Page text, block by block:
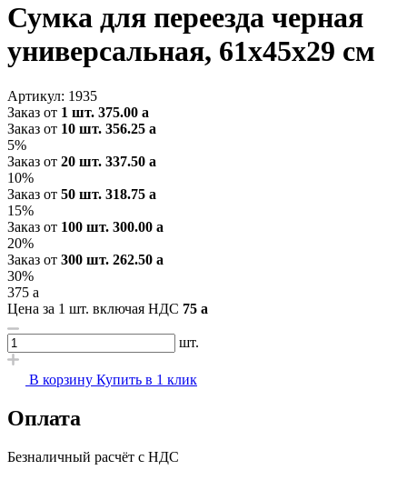
Сумка для переезда черная
универсальная, 61x45x29 см
Артикул: 1935
Заказ от 1 шт. 375.00 a
Заказ от 10 шт. 356.25 a
5%
Заказ от 20 шт. 337.50 a
10%
Заказ от 50 шт. 318.75 a
15%
Заказ от 100 шт. 300.00 a
20%
Заказ от 300 шт. 262.50 a
30%
375 a
Цена за 1 шт. включая НДС 75 a
шт.
В корзину Купить в 1 клик
Оплата
Безналичный расчёт с НДС